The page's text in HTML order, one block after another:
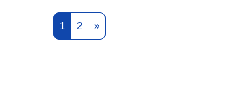
1 Page 1
2Page 2
»Next page